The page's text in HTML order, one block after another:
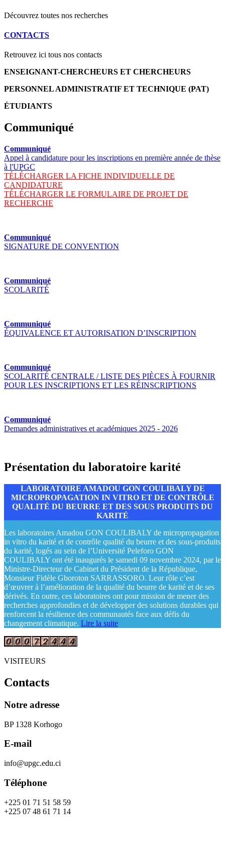
Découvrez toutes nos recherches
CONTACTS
Retrouvez ici tous nos contacts
ENSEIGNANT-CHERCHEURS ET CHERCHEURS
PERSONNEL ADMINISTRATIF ET TECHNIQUE (PAT)
ÉTUDIANTS
Communiqué
Communiqué
Appel à candidature pour les inscriptions en première année de thèse
à l'UPGC
TÉLÉCHARGER LA FICHE INDIVIDUELLE DE
CANDIDATURE
TÉLÉCHARGER LE FORMULAIRE DE PROJET DE
RECHERCHE
Communiqué
SIGNATURE DE CONVENTION
Communiqué
SCOLARITÉ
Communiqué
ÉQUIVALENCE ET AUTORISATION D’INSCRIPTION
Communiqué
SCOLARITÉ CENTRALE / LISTE DES PIÈCES À FOURNIR
POUR LES INSCRIPTIONS ET LES RÉINSCRIPTIONS
Communiqué
Demandes administratives et académiques 2025 - 2026
Présentation du laboratoire karité
LABORATOIRE AMADOU GON COULIBALY DE
MICROPROPAGATION IN VITRO ET DE CONTRÔLE
QUALITÉ DU BEURRE ET DES SOUS PRODUITS DU
KARITÉ
Les laboratoires Amadou GON COULIBALY de micropropagation
in vitro du karité et de contrôle qualité du beurre et des sous-produits
du karité, logés au sein de l’Université Peleforo GON
COULIBALY ont été inaugurés le samedi 09 novembre 2024, par le
Ministre-Directeur de Cabinet du Président de la République,
Monsieur Fidèle Gboroton SARRASSORO. Leur rôle c’est
d’œuvrer à l’amélioration de la qualité du beurre de karité et de ses
dérivés. En outre, ces laboratoires ont pour mission de mener des
recherches approfondies et de développer des solutions durables qui
renforcent la résilience des communautés face aux défis du
changement climatique. Lire la suite
VISITEURS
Contacts
Notre adresse
BP 1328 Korhogo
E-mail
info@upgc.edu.ci
Téléphone
+225 01 71 51 58 59
+225 07 48 61 71 14